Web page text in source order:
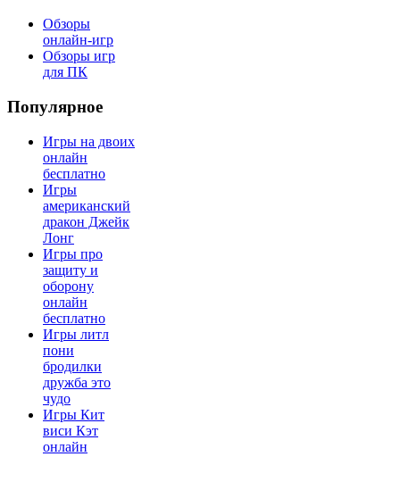
Обзоры
онлайн-игр
Обзоры игр
для ПК
Популярное
Игры на двоих
онлайн
бесплатно
Игры
американский
дракон Джейк
Лонг
Игры про
защиту и
оборону
онлайн
бесплатно
Игры литл
пони
бродилки
дружба это
чудо
Игры Кит
виси Кэт
онлайн